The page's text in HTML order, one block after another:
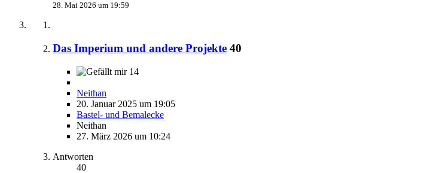
28. Mai 2026 um 19:59
Das Imperium und andere Projekte 40
14
Neithan
20. Januar 2025 um 19:05
Bastel- und Bemalecke
Neithan
27. März 2026 um 10:24
Antworten
40